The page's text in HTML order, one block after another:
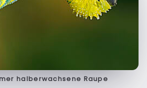
halberwachsene Raupe